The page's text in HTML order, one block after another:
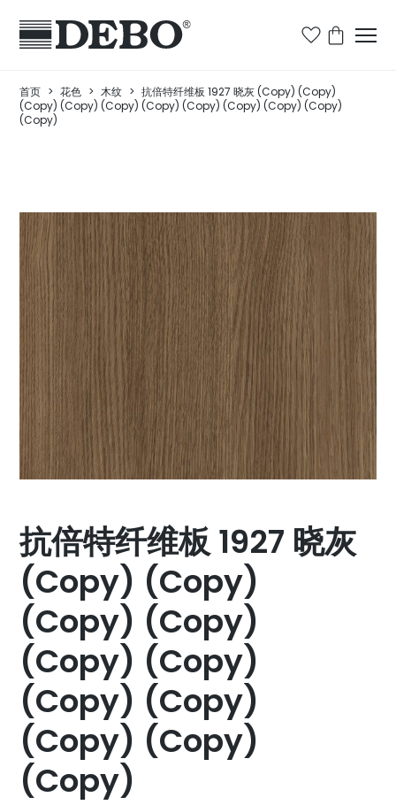
首页 > 花色 > 木纹 > 抗倍特纤维板 1927 晓灰 (Copy) (Copy)
(Copy) (Copy) (Copy) (Copy) (Copy) (Copy) (Copy) (Copy)
(Copy)
抗倍特纤维板 1927 晓灰
(Copy) (Copy)
(Copy) (Copy)
(Copy) (Copy)
(Copy) (Copy)
(Copy) (Copy)
(Copy)